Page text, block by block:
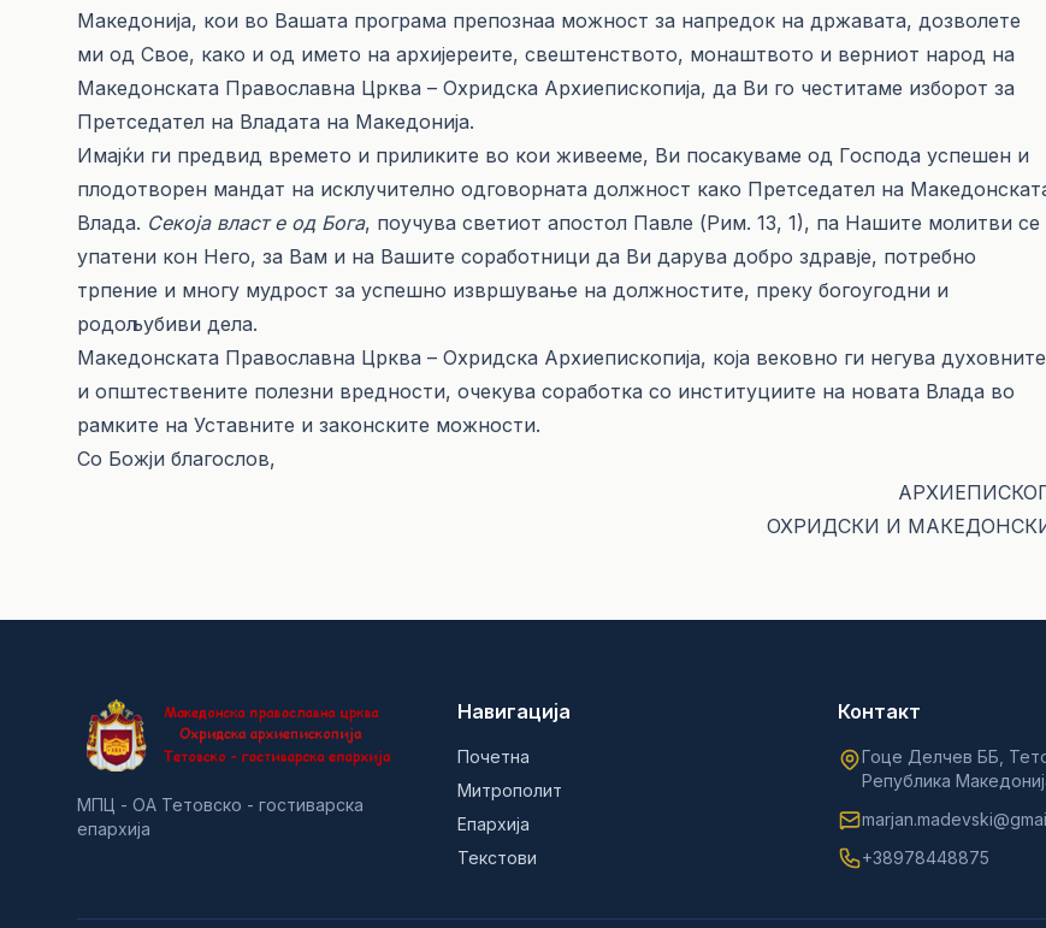
Македонија, кои во Вашата програма препознаа можност за напредок на државата, дозволете
ми од Свое, како и од името на архијереите, свештенството, монаштвото и верниот народ на
Македонската Православна Црква – Охридска Архиепископија, да Ви го честитаме изборот за
Претседател на Владата на Македонија.
Имајќи ги предвид времето и приликите во кои живееме, Ви посакуваме од Господа успешен и
плодотворен мандат на исклучително одговорната должност како Претседател на
Влада. Секоја власт е од Бога, поучува светиот апостол Павле (Рим. 13, 1), па Нашите молитви се
упатени кон Него, за Вам и на Вашите соработници да Ви дарува добро здравје, потребно
трпение и многу мудрост за успешно извршување на должностите, преку богоугодни и
родољубиви дела.
Македонската Православна Црква – Охридска Архиепископија, која вековно ги негува духовните
и општествените полезни вредности, очекува соработка со институциите на новата Влада во
рамките на Уставните и законските можности.
Со Божји благослов,
ОХРИДСКИ И
МПЦ - ОА Тетовско - гостиварска
епархија
Навигација
Почетна
Митрополит
Епархија
Текстови
Контакт
Гоце Делчев ББ,
Република
+38978448875